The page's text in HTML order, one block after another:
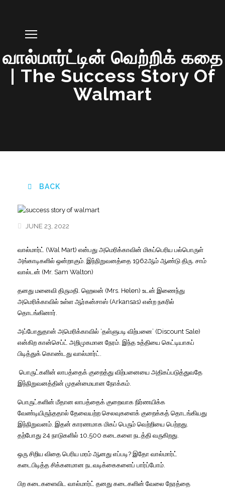
வால்மார்ட்டின் வெற்றிக் கதை
| The Success Story Of
Walmart
BACK
JUNE 23, 2022
வால்மார்ட் (Wal Mart) என்பது அமெரிக்காவின் மிகப்பெரிய பல்பொருள்
அங்காடிகளில் ஒன்றாகும் இந்நிறுவனத்தை 1962ஆம் ஆண்டு திரு சாம்
வால்டன் (Mr. Sam Walton)
தனது மனைவி திருமதி ஹெலன் (Mrs. Helen) உடன் இணைந்து
அமெரிக்காவில் உள்ள ஆர்கன்சாஸ் (Arkansas) என்ற நகரில்
தொடங்கினார்
அப்போதுதான் அமெரிக்காவில் ‘தள்ளுபடி விற்பனை’ (Discount Sale)
என்கிற கான்செப்ட் அறிமுகமான நேரம் இந்த உத்தியை கெட்டியாகப்
பிடித்துக் கொண்டது வால்மார்ட்
பொருட்களின் லாபத்தைக் குறைத்து விற்பனையை அதிகப்படுத்துவதே
இந்நிறுவனத்தின் முதன்மையான நோக்கம்
பொருட்களின் மீதான லாபத்தைக் குறைவாக நிர்ணயிக்க
வேண்டியிருந்ததால் தேவையற்ற செலவுகளைக் குறைக்கத் தொடங்கியது
இந்நிறுவனம் இதன் காரணமாக மிகப் பெரும் வெற்றியை பெற்றது
தற்போது 24 நாடுகளில் 10,500 கடைகளை நடத்தி வருகிறது
ஒரு சிறிய விதை பெரிய மரம் ஆனது எப்படி? இதோ வால்மார்ட்
கடைபிடித்த சிக்கனமான நடவடிக்கைகளைப் பார்ப்போம்
பிற கடைகளைவிட வால்மார்ட் தனது கடைகளின் வேலை நேரத்தை